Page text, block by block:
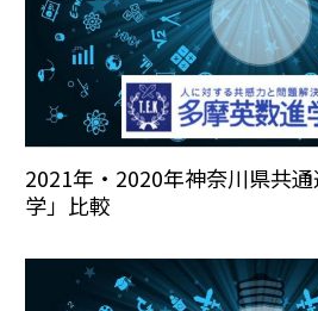
2021年・2020年神奈川県共
学」比較